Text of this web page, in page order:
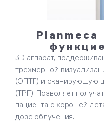
Planmeca
3D аппарат,
трехмерной
(ОПТГ) и сканирующую
(ТРГ). Позволяет
пациента с хорошей
дозе облучения.